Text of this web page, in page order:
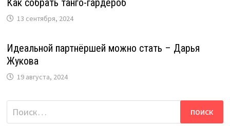
Как собрать танго-гардероб
13 сентября, 2024
Идеальной партнёршей можно стать – Дарья
Жукова
19 августа, 2024
Найти: